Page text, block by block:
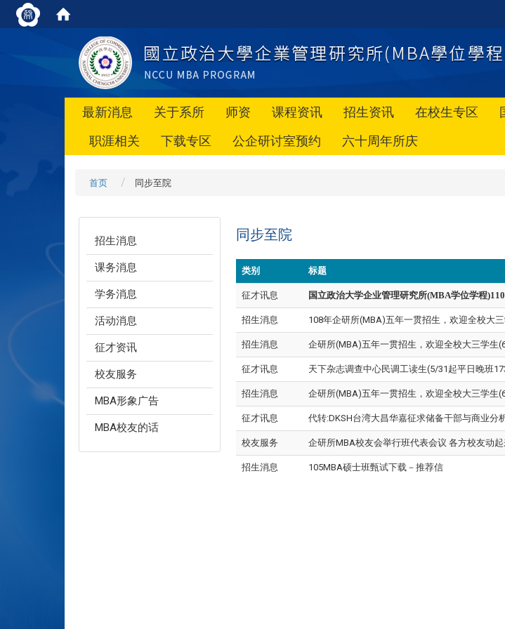
最新消息 关于系所 师资 课程资讯 招生资讯 在校生专区
职涯相关
下载专区 公企研讨室预约 六十周年所庆
首页 同步至院
招生消息
课务消息
学务消息
活动消息
征才资讯
校友服务
MBA形象广告
MBA校友的话
同步至院
类别 标题
征才讯息 国立政治大学企业管理研究所(MBA学位学程
招生消息 108年企研所(MBA)五年一贯招生，欢迎全校大
招生消息 企研所(MBA)五年一贯招生，欢迎全校大三学生
征才讯息 天下杂志调查中心民调工读生(5/31起平日晚班
招生消息 企研所(MBA)五年一贯招生，欢迎全校大三学生
征才讯息 代转:DKSH台湾大昌华嘉征求储备干部与商业分
校友服务 企研所MBA校友会举行班代表会议 各方校友动
招生消息 105MBA硕士班甄试下载－推荐信